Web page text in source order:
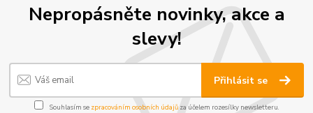
Nepropásněte novinky, akce a
slevy!
Přihlásit se
Souhlasím se zpracováním osobních údajůza účelem rozesílky newsletteru.